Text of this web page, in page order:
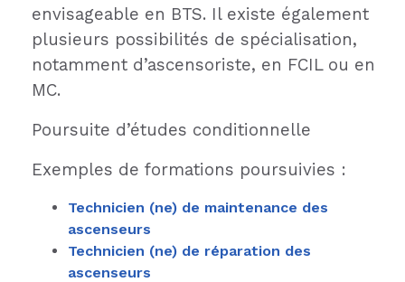
envisageable en BTS. Il existe également
plusieurs possibilités de spécialisation,
notamment d’ascensoriste, en FCIL ou en
MC.
Poursuite d’études conditionnelle
Exemples de formations poursuivies :
Technicien (ne) de maintenance des
ascenseurs
Technicien (ne) de réparation des
ascenseurs